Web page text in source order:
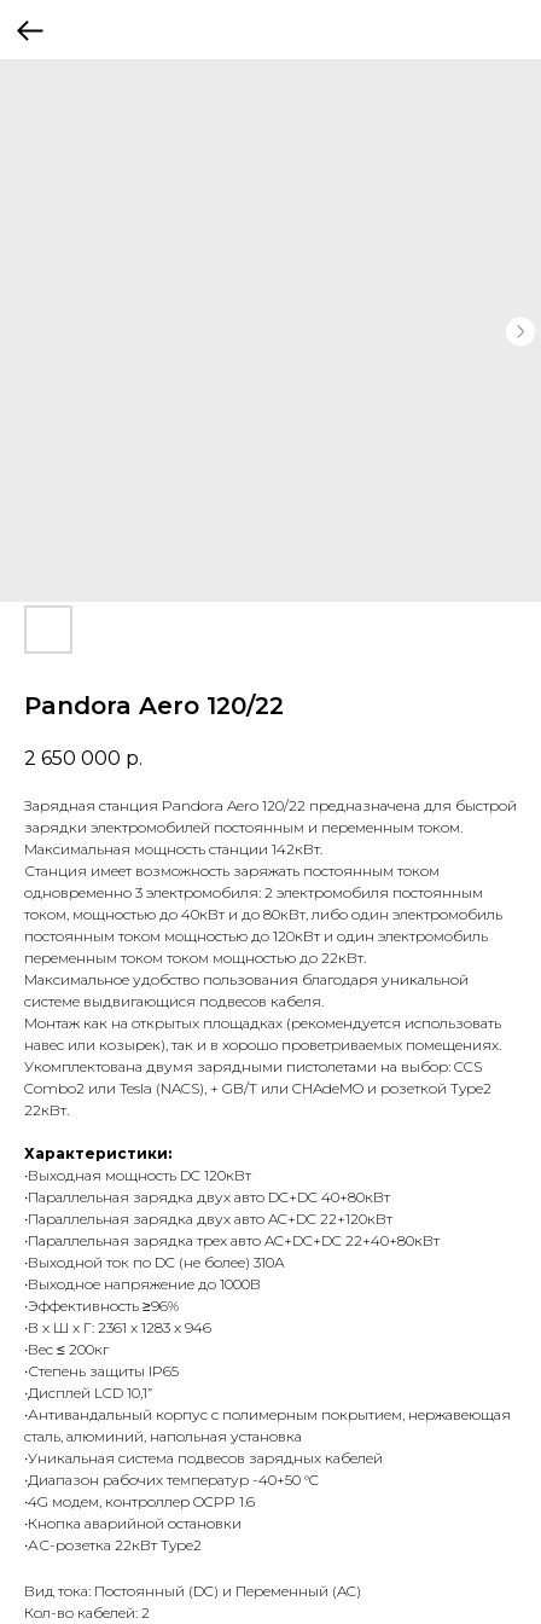
Pandora Aero 120/22
2 650 000 р.
Зарядная станция Pandora Aero 120/22 предназначена для быстрой
зарядки электромобилей постоянным и переменным током.
Максимальная мощность станции 142кВт.
Станция имеет возможность заряжать постоянным током
одновременно 3 электромобиля: 2 электромобиля постоянным
током, мощностью до 40кВт и до 80кВт, либо один электромобиль
постоянным током мощностью до 120кВт и один электромобиль
переменным током током мощностью до 22кВт.
Максимальное удобство пользования благодаря уникальной
системе выдвигающися подвесов кабеля.
Монтаж как на открытых площадках (рекомендуется использовать
навес или козырек), так и в хорошо проветриваемых помещениях.
Укомплектована двумя зарядными пистолетами на выбор: CCS
Combo2 или Tesla (NACS), + GB/T или CHAdeMO и розеткой Type2
22кВт.
Характеристики:
•Выходная мощность DC 120кВт
•Параллельная зарядка двух авто DC+DC 40+80кВт
•Параллельная зарядка двух авто AC+DC 22+120кВт
•Параллельная зарядка трех авто AC+DC+DC 22+40+80кВт
•Выходной ток по DC (не более) 310А
•Выходное напряжение до 1000В
•Эффективность ≥96%
•В х Ш х Г: 2361 х 1283 х 946
•Вес ≤ 200кг
•Степень защиты IP65
•Дисплей LCD 10,1”
•Антивандальный корпус с полимерным покрытием, нержавеющая
сталь, алюминий, напольная установка
•Уникальная система подвесов зарядных кабелей
•Диапазон рабочих температур -40+50 °C
•4G модем, контроллер OCPP 1.6
•Кнопка аварийной остановки
•АС-розетка 22кВт Type2
Вид тока: Постоянный (DC) и Переменный (AC)
Кол-во кабелей: 2